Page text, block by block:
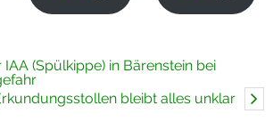
IAA (Spülkippe) in Bärenstein bei
bleibt alles unklar